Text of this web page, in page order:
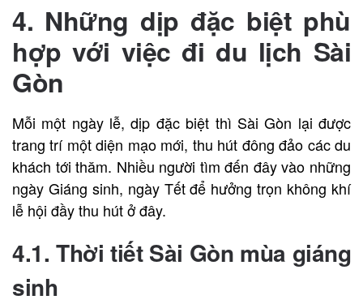
4. Những dịp đặc biệt phù
hợp với việc đi du lịch Sài
Gòn
Mỗi một ngày lễ, dịp đặc biệt thì Sài Gòn lại được
trang trí một diện mạo mới, thu hút đông đảo các du
khách tới thăm. Nhiều người tìm đến đây vào những
ngày Giáng sinh, ngày Tết để hưởng trọn không khí
lễ hội đầy thu hút ở đây.
4.1. Thời tiết Sài Gòn mùa giáng
sinh